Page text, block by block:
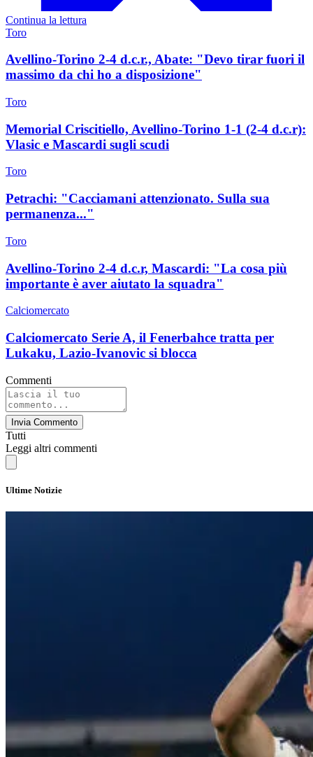
Continua la lettura
Toro
Avellino-Torino 2-4 d.c.r., Abate: "Devo tirar fuori il
massimo da chi ho a disposizione"
Toro
Memorial Criscitiello, Avellino-Torino 1-1 (2-4 d.c.r):
Vlasic e Mascardi sugli scudi
Toro
Petrachi: "Cacciamani attenzionato. Sulla sua
permanenza..."
Toro
Avellino-Torino 2-4 d.c.r, Mascardi: "La cosa più
importante è aver aiutato la squadra"
Calciomercato
Calciomercato Serie A, il Fenerbahce tratta per
Lukaku, Lazio-Ivanovic si blocca
Commenti
Invia Commento
Tutti
Leggi altri commenti
Ultime Notizie